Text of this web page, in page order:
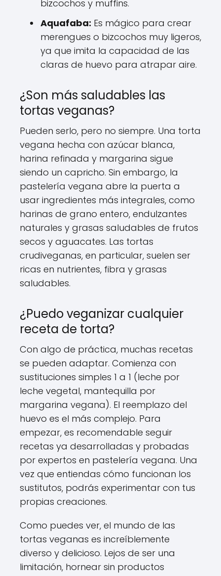
bizcochos y muffins.
Aquafaba: Es mágico para crear
merengues o bizcochos muy ligeros,
ya que imita la capacidad de las
claras de huevo para atrapar aire.
¿Son más saludables las
tortas veganas?
Pueden serlo, pero no siempre. Una torta
vegana hecha con azúcar blanca,
harina refinada y margarina sigue
siendo un capricho. Sin embargo, la
pastelería vegana abre la puerta a
usar ingredientes más integrales, como
harinas de grano entero, endulzantes
naturales y grasas saludables de frutos
secos y aguacates. Las tortas
crudiveganas, en particular, suelen ser
ricas en nutrientes, fibra y grasas
saludables.
¿Puedo veganizar cualquier
receta de torta?
Con algo de práctica, muchas recetas
se pueden adaptar. Comienza con
sustituciones simples 1 a 1 (leche por
leche vegetal, mantequilla por
margarina vegana). El reemplazo del
huevo es el más complejo. Para
empezar, es recomendable seguir
recetas ya desarrolladas y probadas
por expertos en pastelería vegana. Una
vez que entiendas cómo funcionan los
sustitutos, podrás experimentar con tus
propias creaciones.
Como puedes ver, el mundo de las
tortas veganas es increíblemente
diverso y delicioso. Lejos de ser una
limitación, hornear sin productos